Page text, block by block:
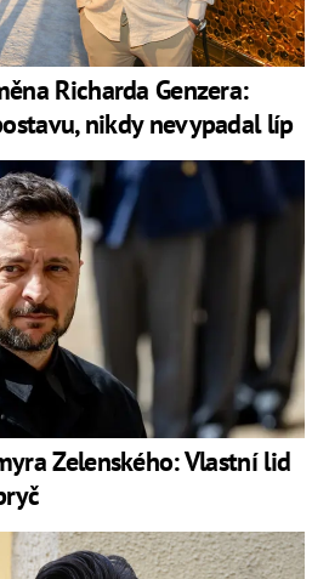
Richarda Genzera:
nikdy nevypadal líp
Zelenského: Vlastní lid